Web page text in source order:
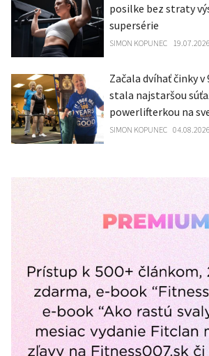
posilke bez straty
supersérie
SIMON KOPUNEC 19.07.2026
Začala dvíhať činky v
stala najstaršou
powerlifterkou na
SIMON KOPUNEC 04.08.2026